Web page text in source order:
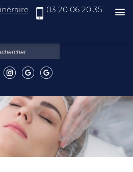
03 20 06 20 35